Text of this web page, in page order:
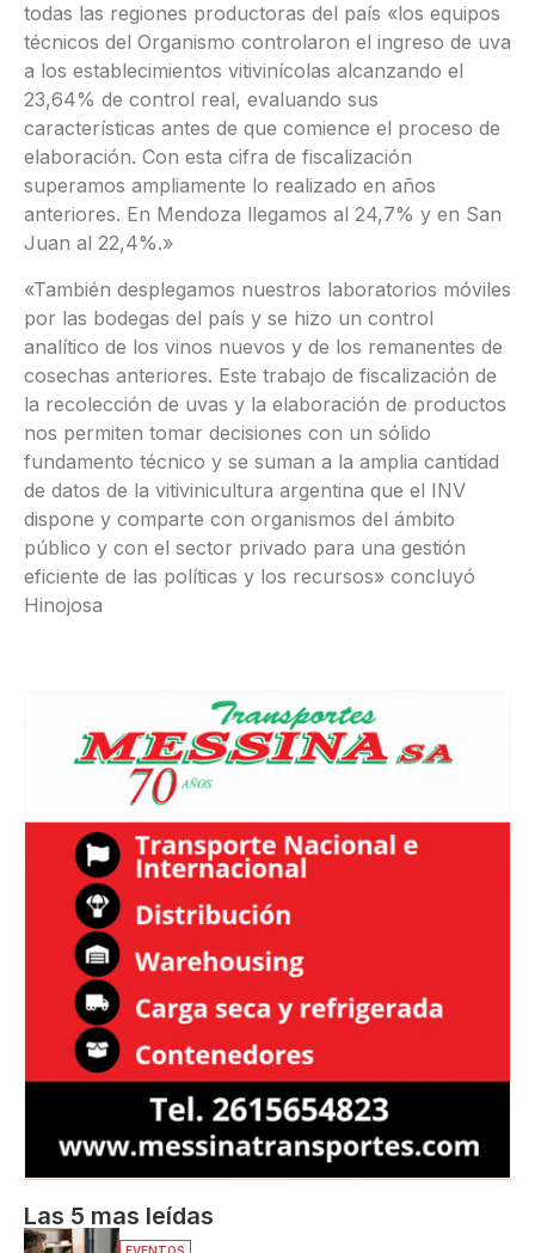
todas las regiones productoras del país «los equipos
técnicos del Organismo controlaron el ingreso de uva
a los establecimientos vitivinícolas alcanzando el
23,64% de control real, evaluando sus
características antes de que comience el proceso de
elaboración. Con esta cifra de fiscalización
superamos ampliamente lo realizado en años
anteriores. En Mendoza llegamos al 24,7% y en San
Juan al 22,4%.»
«También desplegamos nuestros laboratorios móviles
por las bodegas del país y se hizo un control
analítico de los vinos nuevos y de los remanentes de
cosechas anteriores. Este trabajo de fiscalización de
la recolección de uvas y la elaboración de productos
nos permiten tomar decisiones con un sólido
fundamento técnico y se suman a la amplia cantidad
de datos de la vitivinicultura argentina que el INV
dispone y comparte con organismos del ámbito
público y con el sector privado para una gestión
eficiente de las políticas y los recursos» concluyó
Hinojosa
Las 5 mas leídas